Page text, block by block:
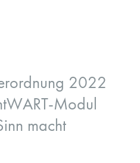
2022
Modul
macht